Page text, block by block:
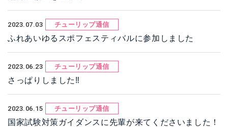
2023.07.03 チューリップ通信
ふれあいゆるスポフェスティバルに参加しました
2023.06.23 チューリップ通信
さっぱりしました‼
2023.06.15 チューリップ通信
国家試験対策ガイダンスに先輩が来てくださいました！